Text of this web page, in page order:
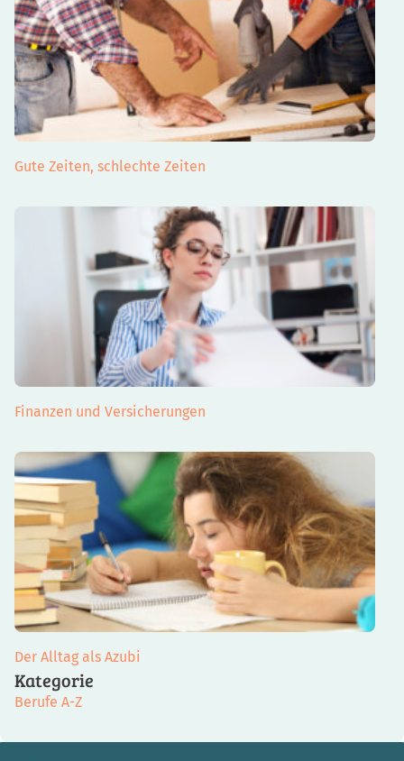
Gute Zeiten, schlechte Zeiten
Finanzen und Versicherungen
Der Alltag als Azubi
Kategorie
Berufe A-Z